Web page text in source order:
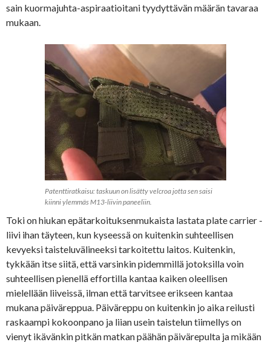
sain kuormajuhta-aspiraatioitani tyydyttävän määrän tavaraa
mukaan.
Patenttiratkaisu: taskuun on lisätty velcroa jotta sen saisi
kiinni ylemmäs M13-liivin paneeliin.
Toki on hiukan epätarkoituksenmukaista lastata plate carrier -
liivi ihan täyteen, kun kyseessä on kuitenkin suhteellisen
kevyeksi taisteluvälineeksi tarkoitettu laitos. Kuitenkin,
tykkään itse siitä, että varsinkin pidemmillä jotoksilla voin
suhteellisen pienellä effortilla kantaa kaiken oleellisen
mielellään liiveissä, ilman että tarvitsee erikseen kantaa
mukana päiväreppua. Päiväreppu on kuitenkin jo aika reilusti
raskaampi kokoonpano ja liian usein taistelun tiimellys on
vienyt ikävänkin pitkän matkan päähän päivärepulta ja mikään